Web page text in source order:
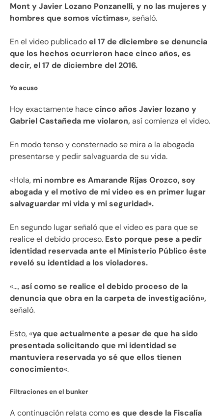
Mont y Javier Lozano Ponzanelli, y no las mujeres y
hombres que somos víctimas», señaló.
En el video publicadoel 17 de diciembre se denuncia
que los hechos ocurrieron hace cinco años, es
decir, el 17 de diciembre del 2016.
Yo acuso
Hoy exactamente hacecinco años Javier lozano y
Gabriel Castañeda me violaron, así comienza el video.
En modo tenso y consternado se mira a la abogada
presentarse y pedir salvaguarda de su vida.
«Hola, mi nombre es Amarande Rijas Orozco, soy
abogada y el motivo de mi video es en primer lugar
salvaguardar mi vida y mi seguridad».
En segundo lugar señaló que el video es para que se
realice el debido proceso. Esto porque pese a pedir
identidad reservada ante el Ministerio Público éste
reveló su identidad a los violadores.
«…,así como se realice el debido proceso de la
denuncia que obra en la carpeta de investigación»,
señaló.
Esto, «ya que actualmente a pesar de que ha sido
presentada solicitando que mi identidad se
mantuviera reservada yo sé que ellos tienen
conocimiento«.
Filtraciones en el bunker
A continuación relata comoes que desde la Fiscalía